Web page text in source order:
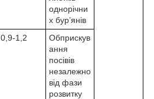
однорічни
х бур’янів
0,9-1,2
Обприскув
ання
посівів
незалежно
від фази
розвитку